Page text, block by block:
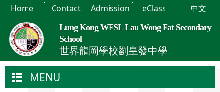
Lung Kong WFSL Lau Wong Fat Secondary
School
世界龍岡學校劉皇發中學
Home Contact Admission eClass 中文
MENU